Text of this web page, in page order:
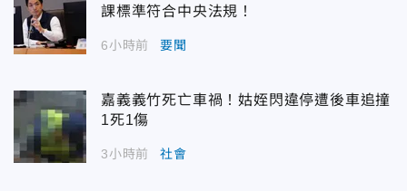
課標準符合中央法規！
6小時前 要聞
嘉義義竹死亡車禍！姑姪閃違停遭後車追撞
1死1傷
3小時前 社會